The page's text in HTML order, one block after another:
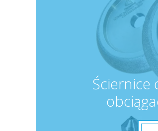
Ściernice